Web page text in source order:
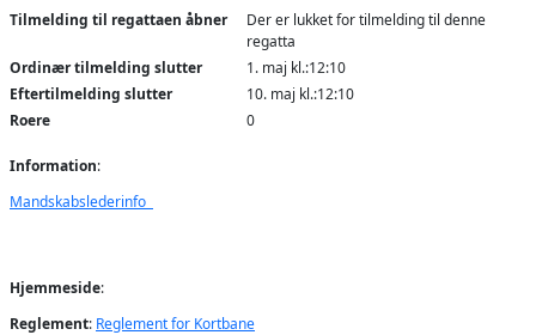
Tilmelding til regattaen åbner
Der er lukket for tilmelding til denne
regatta
Ordinær tilmelding slutter
1. maj kl.:12:10
Eftertilmelding slutter
10. maj kl.:12:10
Roere
0
Information:
Mandskabslederinfo
Hjemmeside:
Reglement: Reglement for Kortbane